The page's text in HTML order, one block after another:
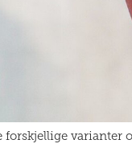
varianter